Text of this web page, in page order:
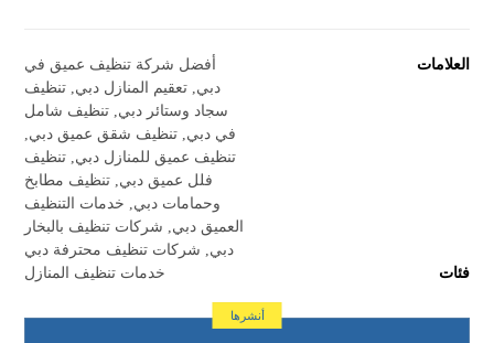
العلامات
أفضل شركة تنظيف عميق في
دبي, تعقيم المنازل دبي, تنظيف
سجاد وستائر دبي, تنظيف شامل
في دبي, تنظيف شقق عميق دبي,
تنظيف عميق للمنازل دبي, تنظيف
فلل عميق دبي, تنظيف مطابخ
وحمامات دبي, خدمات التنظيف
العميق دبي, شركات تنظيف بالبخار
دبي, شركات تنظيف محترفة دبي
فئات
خدمات تنظيف المنازل